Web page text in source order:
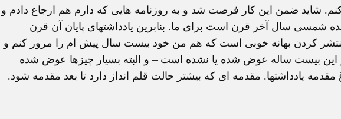
کنم. شاید ضمن این کار فرصت شد و به روزنامه هایی که دارم هم ارجاع دادم و
شمسی سال آخر قرن است برای ما. بنابرین یادداشتهای پایان آن قرن
منتشر کردن بهانه خوبی است که هم من خود بیست سال پیش ام را مرور کنم و
این بیست ساله عوض شده یا نشده است – و البته بسیار چیزها عوض شده
یادداشتها. مقدمه ای که بیشتر حالت قلم انداز دارد تا بعد مقدمه شود.